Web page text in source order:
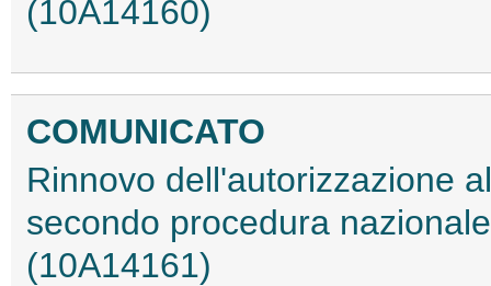
(10A14160)
COMUNICATO
Rinnovo dell'autorizzazione
secondo procedura
(10A14161)